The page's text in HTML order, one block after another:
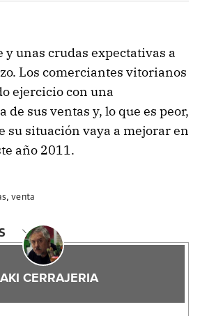
y unas crudas expectativas a
Los comerciantes vitorianos
ejercicio con una
sus ventas y, lo que es peor,
su situación vaya a mejorar en
año 2011.
,venta
CERRAJERIA